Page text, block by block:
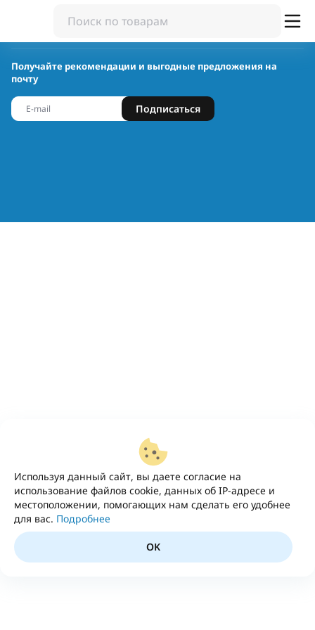
Используя данный сайт, вы даете согласие на
использование файлов cookie, данных об IP-адресе и
местоположении, помогающих нам сделать его удобнее
для вас. Подробнее
OK
Получайте рекомендации и выгодные предложения на
почту
Подписаться